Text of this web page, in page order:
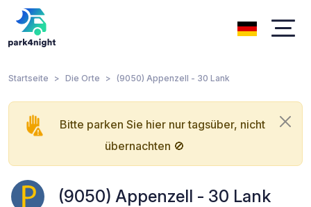
Startseite Die Orte (9050) Appenzell - 30 Lank
Bitte parken Sie hier nur tagsüber, nicht
übernachten 🚫
(9050) Appenzell - 30 Lank